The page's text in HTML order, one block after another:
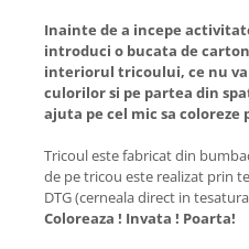
Inainte de a incepe
introduci o bucata de
interiorul tricoului, ce nu
culorilor si pe partea din
ajuta pe cel mic sa coloreze
Tricoul este fabricat din
de pe tricou este realizat prin
DTG (cerneala direct in
Coloreaza ! Invata ! Poarta!